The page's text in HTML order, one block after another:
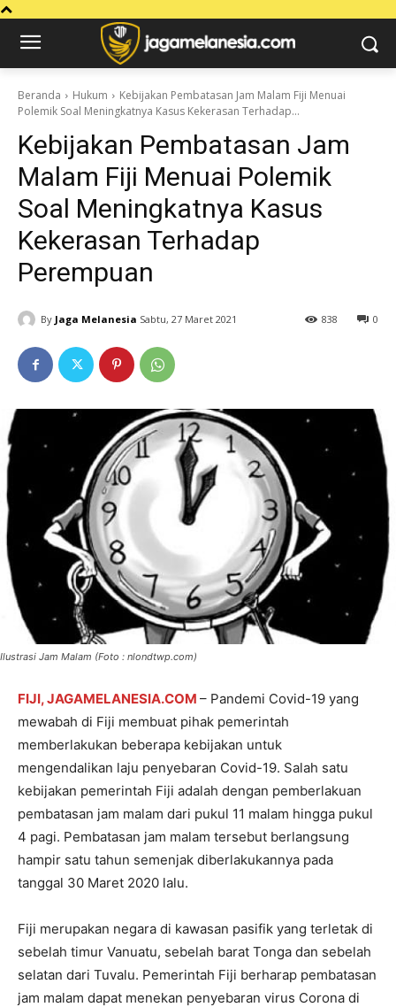
Beranda Hukum
Kebijakan Pembatasan Jam Malam Fiji Menuai
Polemik Soal Meningkatnya Kasus Kekerasan Terhadap...
Kebijakan Pembatasan Jam
Malam Fiji Menuai Polemik
Soal Meningkatnya Kasus
Kekerasan Terhadap
Perempuan
By Jaga Melanesia Sabtu, 27 Maret 2021 0
838
Ilustrasi Jam Malam (Foto : nlondtwp.com)
FIJI, JAGAMELANESIA.COM – Pandemi Covid-19 yang
mewabah di Fiji membuat pihak pemerintah
memberlakukan beberapa kebijakan untuk
mengendalikan laju penyebaran Covid-19. Salah satu
kebijakan pemerintah Fiji adalah dengan pemberlakuan
pembatasan jam malam dari pukul 11 malam hingga pukul
4 pagi. Pembatasan jam malam tersebut berlangsung
hampir satu tahun semenjak diberlakukannya pada
tanggal 30 Maret 2020 lalu.
Fiji merupakan negara di kawasan pasifik yang terletak di
sebelah timur Vanuatu, sebelah barat Tonga dan sebelah
selatan dari Tuvalu. Pemerintah Fiji berharap pembatasan
jam malam dapat menekan penyebaran virus Corona di